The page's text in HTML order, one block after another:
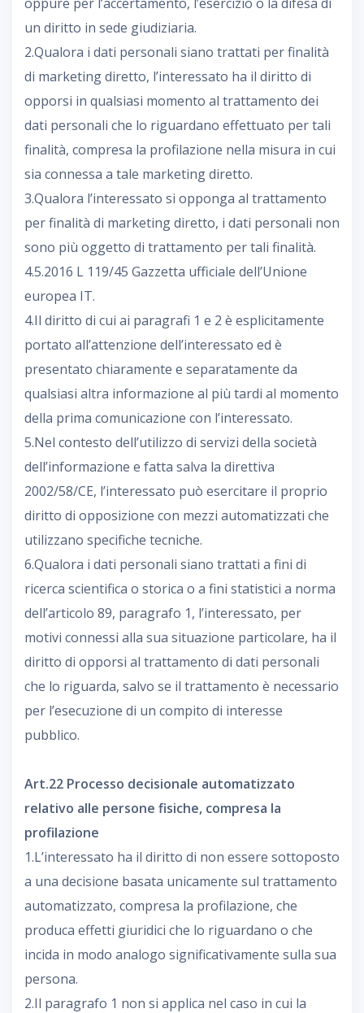
un diritto in sede giudiziaria.
2.Qualora i dati personali siano trattati per finalità
di marketing diretto, l’interessato ha il diritto di
opporsi in qualsiasi momento al trattamento dei
dati personali che lo riguardano effettuato per tali
finalità, compresa la profilazione nella misura in cui
sia connessa a tale marketing diretto.
3.Qualora l’interessato si opponga al trattamento
per finalità di marketing diretto, i dati personali non
sono più oggetto di trattamento per tali finalità.
4.5.2016 L 119/45 Gazzetta ufficiale dell’Unione
europea IT.
4.Il diritto di cui ai paragrafi 1 e 2 è esplicitamente
portato all’attenzione dell’interessato ed è
presentato chiaramente e separatamente da
qualsiasi altra informazione al più tardi al momento
della prima comunicazione con l’interessato.
5.Nel contesto dell’utilizzo di servizi della società
dell’informazione e fatta salva la direttiva
2002/58/CE, l’interessato può esercitare il proprio
diritto di opposizione con mezzi automatizzati che
utilizzano specifiche tecniche.
6.Qualora i dati personali siano trattati a fini di
ricerca scientifica o storica o a fini statistici a norma
dell’articolo 89, paragrafo 1, l’interessato, per
motivi connessi alla sua situazione particolare, ha il
diritto di opporsi al trattamento di dati personali
che lo riguarda, salvo se il trattamento è necessario
per l’esecuzione di un compito di interesse
pubblico.
Art.22 Processo decisionale automatizzato
relativo alle persone fisiche, compresa la
profilazione
1.L’interessato ha il diritto di non essere sottoposto
a una decisione basata unicamente sul trattamento
automatizzato, compresa la profilazione, che
produca effetti giuridici che lo riguardano o che
incida in modo analogo significativamente sulla sua
persona.
2.Il paragrafo 1 non si applica nel caso in cui la